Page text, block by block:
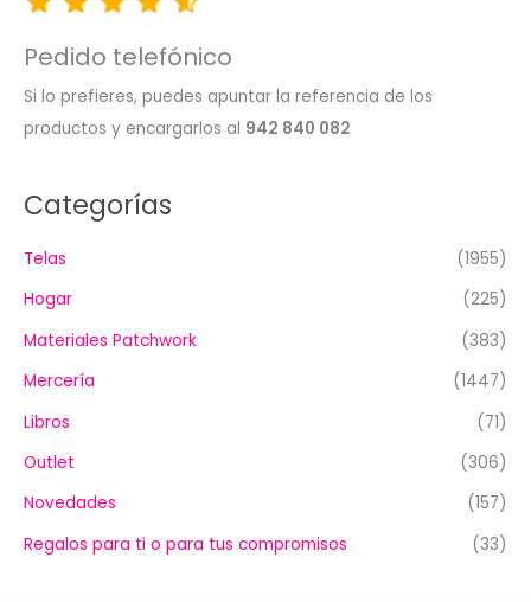
Pedido telefónico
Si lo prefieres, puedes apuntar la referencia de los
productos y encargarlos al 942 840 082
Categorías
Telas
(1955)
Hogar
(225)
Materiales Patchwork
(383)
Mercería
(1447)
Libros
(71)
Outlet
(306)
Novedades
(157)
Regalos para ti o para tus compromisos
(33)